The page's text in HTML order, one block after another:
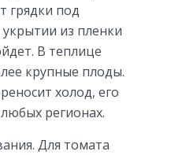
грядки под
из пленки
В теплице
крупные плоды.
холод, его
регионах.
Для томата